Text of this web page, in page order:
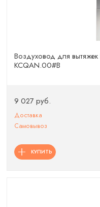
Воздуховод для
KCQAN.00#B
9 027 руб.
Доставка
Самовывоз
КУПИТЬ